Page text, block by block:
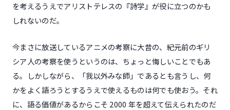
を考えるうえでアリストテレスの『詩学』が役に立つのかも
しれないのだ。
今まさに放送しているアニメの考察に大昔の、紀元前のギリ
シア人の考察を使うというのは、ちょっと悔しいことでもあ
る。しかしながら、「我以外みな師」であるとも言うし、何
かをよく語ろうとするうえで使えるものは何でも使おう。それ
に、語る価値があるからこそ 2000 年を超えて伝えられたのだ